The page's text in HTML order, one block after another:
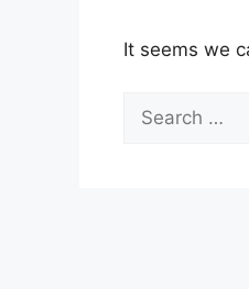
It seems we
for: